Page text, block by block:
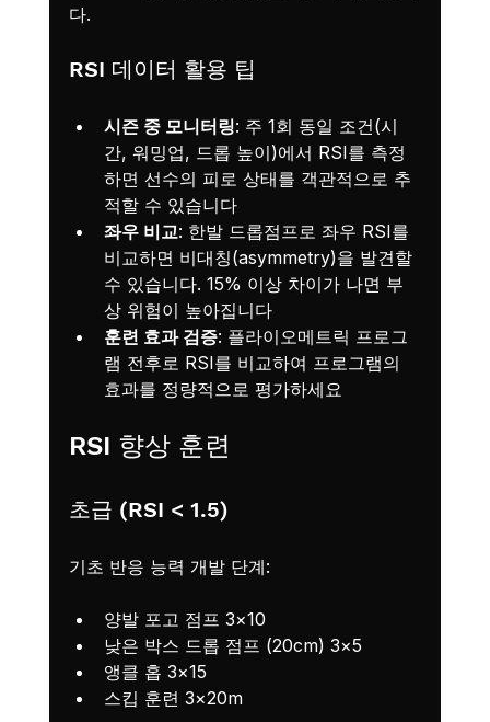
다.
RSI 데이터 활용 팁
시즌 중 모니터링: 주 1회 동일 조건(시
간, 워밍업, 드롭 높이)에서 RSI를 측정
하면 선수의 피로 상태를 객관적으로 추
적할 수 있습니다
좌우 비교: 한발 드롭점프로 좌우 RSI를
비교하면 비대칭(asymmetry)을 발견할
수 있습니다. 15% 이상 차이가 나면 부
상 위험이 높아집니다
훈련 효과 검증: 플라이오메트릭 프로그
램 전후로 RSI를 비교하여 프로그램의
효과를 정량적으로 평가하세요
RSI 향상 훈련
초급 (RSI < 1.5)
기초 반응 능력 개발 단계:
양발 포고 점프 3×10
낮은 박스 드롭 점프 (20cm) 3×5
앵클 홉 3×15
스킵 훈련 3×20m